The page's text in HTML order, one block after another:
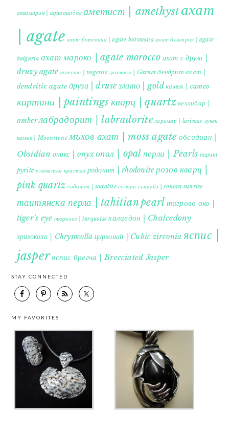
аквамарин | aquamarine аметист | amethystахат
| agate ахат ботсвана | agate botswana ахат българия | agate
bulgaria ахат мароко | agate morocco ахат с друза |
druzy agate вогесит | vogesite гранати | Garnet дендрит ахат |
dendritic agate друза | druse злато | gold камея | cameo
картини | paintings кварц | quartzкехлибар |
amberлабрадорит | labradorite ларимар | larimar лунен
камък | Moonstone мъхов ахат | moss agate обсидиан |
Obsidian оникс | onyxопал | opal перли | Pearls пирит |
pyrite планински кристал родонит | rhodonite розов кварц |
pink quartz содалит | sodalite сонора сънрайз | sonora sunrise
таитянска перла | tahitian pearl тигрово око |
tiger's eye тюркоаз | turquoise халцедон | Chalcedony
хризокола | Chrysocolla цирконий | Cubic zirconia яспис |
jasperяспис брегча | Brecciated Jasper
STAY CONNECTED
MY FAVORITES